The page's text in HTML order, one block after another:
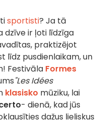
sportisti? Ja tā
dzīve ir ļoti līdzīga
praktizējot
līdz pusdienlaikam, un
Festivāla Formes
"Les Idées
klasisko mūziku, lai
- dienā, kad jūs
dažus lieliskus